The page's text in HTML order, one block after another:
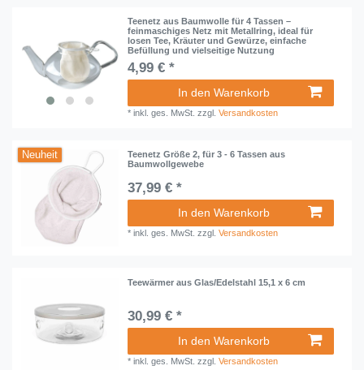
Teenetz aus Baumwolle für 4 Tassen –
feinmaschiges Netz mit Metallring, ideal für
losen Tee, Kräuter und Gewürze, einfache
Befüllung und vielseitige Nutzung
4,99 € *
In den Warenkorb
*inkl. ges. MwSt. zzgl.Versandkosten
Neuheit
Teenetz Größe 2, für 3 - 6 Tassen aus
Baumwollgewebe
37,99 € *
In den Warenkorb
*inkl. ges. MwSt. zzgl.Versandkosten
Teewärmer aus Glas/Edelstahl 15,1 x 6 cm
30,99 € *
In den Warenkorb
*inkl. ges. MwSt. zzgl.Versandkosten